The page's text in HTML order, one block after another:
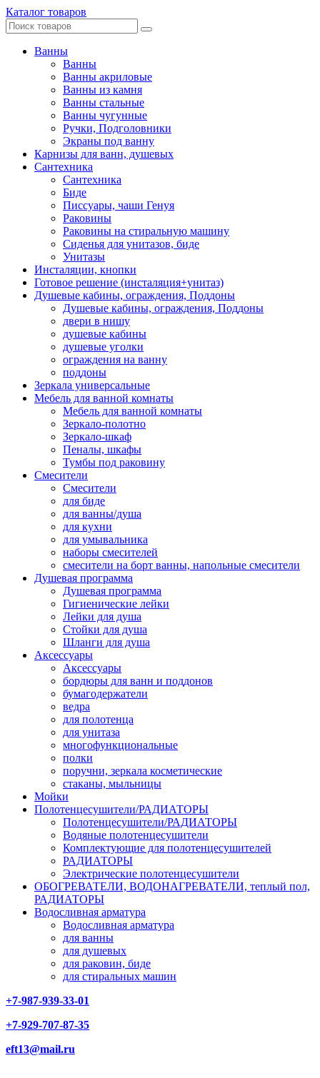
Каталог товаров
Ванны
Ванны
Ванны акриловые
Ванны из камня
Ванны стальные
Ванны чугунные
Ручки, Подголовники
Экраны под ванну
Карнизы для ванн, душевых
Сантехника
Сантехника
Биде
Писсуары, чаши Генуя
Раковины
Раковины на стиральную машину
Сиденья для унитазов, биде
Унитазы
Инсталяции, кнопки
Готовое решение (инсталяция+унитаз)
Душевые кабины, ограждения, Поддоны
Душевые кабины, ограждения, Поддоны
двери в нишу
душевые кабины
душевые уголки
ограждения на ванну
поддоны
Зеркала универсальные
Мебель для ванной комнаты
Мебель для ванной комнаты
Зеркало-полотно
Зеркало-шкаф
Пеналы, шкафы
Тумбы под раковину
Смесители
Смесители
для биде
для ванны/душа
для кухни
для умывальника
наборы смесителей
смесители на борт ванны, напольные смесители
Душевая программа
Душевая программа
Гигиенические лейки
Лейки для душа
Стойки для душа
Шланги для душа
Аксессуары
Аксессуары
бордюры для ванн и поддонов
бумагодержатели
ведра
для полотенца
для унитаза
многофункциональные
полки
поручни, зеркала косметические
стаканы, мыльницы
Мойки
Полотенцесушители/РАДИАТОРЫ
Полотенцесушители/РАДИАТОРЫ
Водяные полотенцесушители
Комплектующие для полотенцесушителей
РАДИАТОРЫ
Электрические полотенцесушители
ОБОГРЕВАТЕЛИ, ВОДОНАГРЕВАТЕЛИ, теплый пол,
РАДИАТОРЫ
Водосливная арматура
Водосливная арматура
для ванны
для душевых
для раковин, биде
для стиральных машин
+7-987-939-33-01
+7-929-707-87-35
eft13@mail.ru